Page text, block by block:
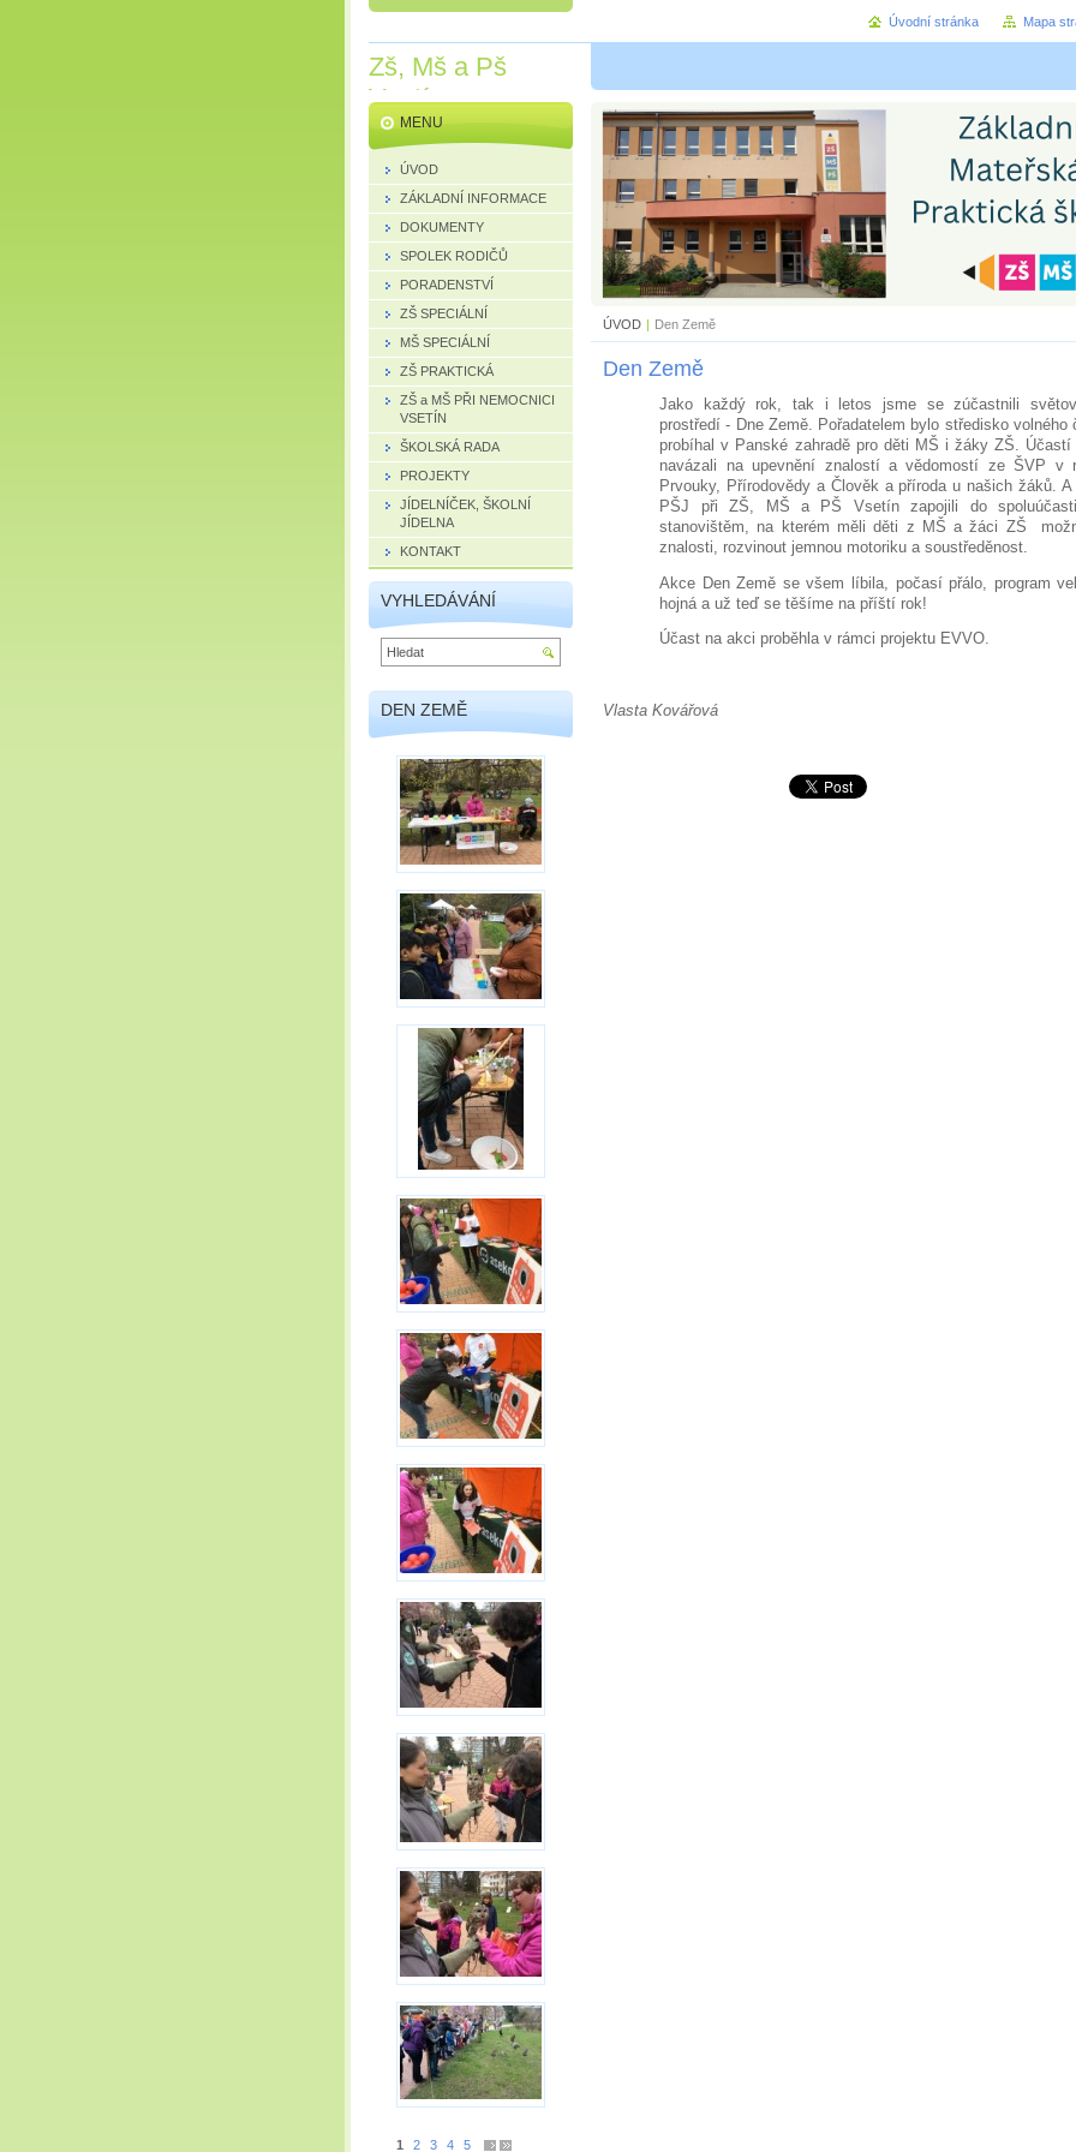
Zš, Mš a Pš
Vsetín
ÚVOD | Den Země
Den Země
Jako každý rok, tak i letos jsme se zúčastnili
prostředí - Dne Země. Pořadatelem bylo středisko volného
probíhal v Panské zahradě pro děti MŠ i žáky ZŠ.
navázali na upevnění znalostí a vědomostí ze ŠVP v
Prvouky, Přírodovědy a Člověk a příroda u našich žáků.
PŠJ při ZŠ, MŠ a PŠ Vsetín zapojili do
stanovištěm, na kterém měli děti z MŠ a žáci ZŠ
znalosti, rozvinout jemnou motoriku a soustředěnost.
Akce Den Země se všem líbila, počasí přálo, program
hojná a už teď se těšíme na příští rok!
Účast na akci proběhla v rámci projektu EVVO.
Vlasta Kovářová
MENU
ÚVOD
ZÁKLADNÍ INFORMACE
DOKUMENTY
SPOLEK RODIČŮ
PORADENSTVÍ
ZŠ SPECIÁLNÍ
MŠ SPECIÁLNÍ
ZŠ PRAKTICKÁ
ZŠ a MŠ PŘI NEMOCNICI
VSETÍN
ŠKOLSKÁ RADA
PROJEKTY
JÍDELNÍČEK, ŠKOLNÍ
JÍDELNA
KONTAKT
VYHLEDÁVÁNÍ
DEN ZEMĚ
1 2 3 4 5
Úvodní stránka Mapa